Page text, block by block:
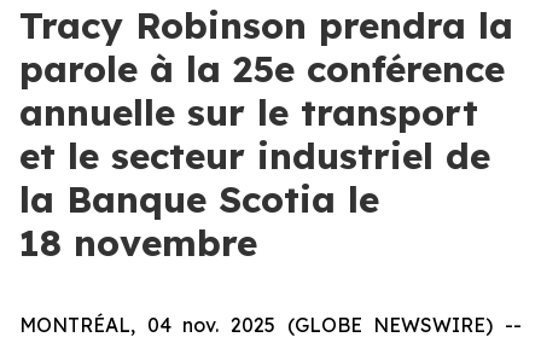
Tracy Robinson prendra la
parole à la 25e conférence
annuelle sur le transport
et le secteur industriel de
la Banque Scotia le
18 novembre
MONTRÉAL, 04 nov. 2025 (GLOBE NEWSWIRE) --